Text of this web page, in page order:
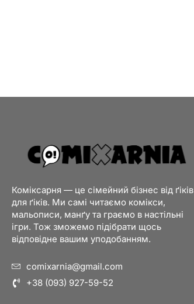
Коміксарня — це сімейний бізнес від ґіків
для ґіків. Ми самі читаємо комікси,
мальописи, манґу та граємо в настільні
ігри. Тож зможемо підібрати щось
відповідне вашим уподобанням.
comixarnia@gmail.com
+38 (093) 927-59-52